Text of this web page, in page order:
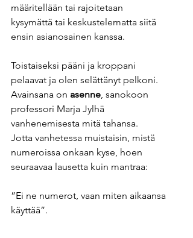
määritellään tai rajoitetaan
kysymättä tai keskustelematta siitä
ensin asianosainen kanssa.
Toistaiseksi pääni ja kroppani
pelaavat ja olen selättänyt pelkoni.
Avainsana on asenne , sanokoon
professori Marja Jylhä
vanhenemisesta mitä tahansa.
Jotta vanhetessa muistaisin, mistä
numeroissa onkaan kyse, hoen
seuraavaa lausetta kuin mantraa:
”Ei ne numerot, vaan miten aikaansa
käyttää”.